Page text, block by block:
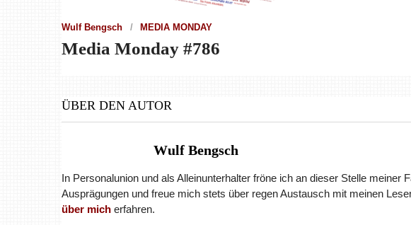
Wulf Bengsch MEDIA MONDAY
Media Monday #786
ÜBER DEN AUTOR
Wulf Bengsch
In Personalunion und als Alleinunterhalter fröne ich an dieser Stelle meiner
Ausprägungen und freue mich stets über regen Austausch mit meinen
über mich erfahren.